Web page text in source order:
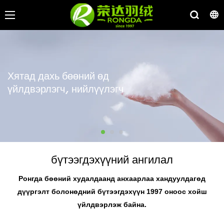
Хятад дахь бөөний өд
үйлдвэрлэгч, нийлүүлэгч
бүтээгдэхүүний ангилал
Ронгда бөөний худалдаанд анхаарлаа хандуулдагөд
дүүргэлтболонөдний бүтээгдэхүүн1997 оноос хойш
үйлдвэрлэж байна.